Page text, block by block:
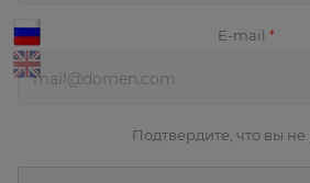
E-mail *
Подтвердите, что вы не